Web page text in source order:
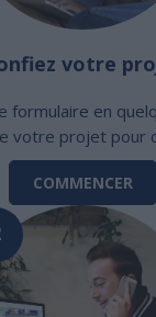
votre
formulaire en
votre projet pour
COMMENCER